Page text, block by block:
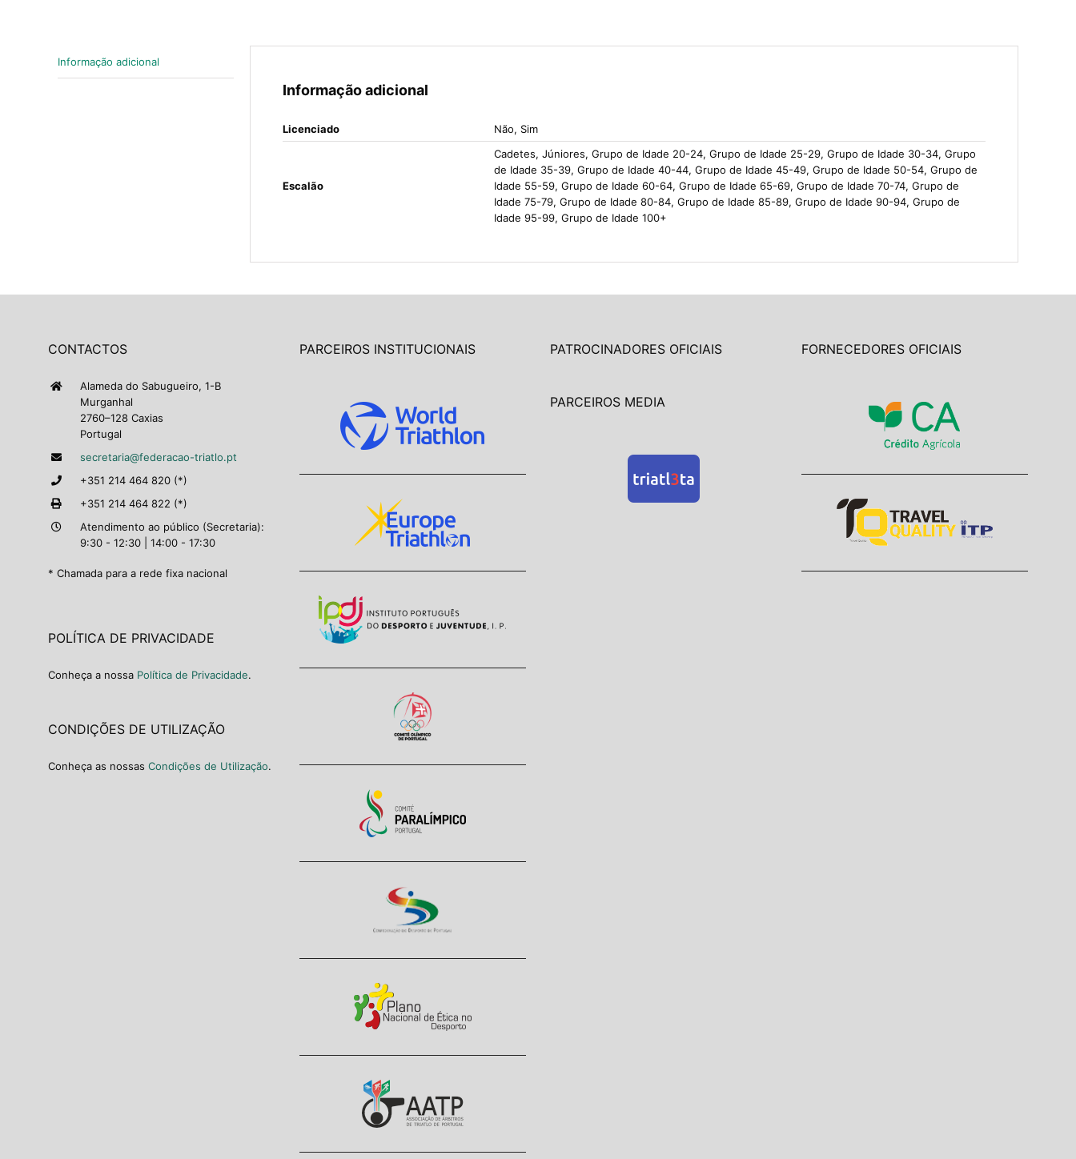
Informação adicional
Informação adicional
Licenciado Não, Sim
Escalão
Cadetes, Júniores, Grupo de Idade 20-24, Grupo de Idade 25-29, Grupo de Idade 30-34, Grupo
de Idade 35-39, Grupo de Idade 40-44, Grupo de Idade 45-49, Grupo de Idade 50-54, Grupo de
Idade 55-59, Grupo de Idade 60-64, Grupo de Idade 65-69, Grupo de Idade 70-74, Grupo de
Idade 75-79, Grupo de Idade 80-84, Grupo de Idade 85-89, Grupo de Idade 90-94, Grupo de
Idade 95-99, Grupo de Idade 100+
CONTACTOS
Alameda do Sabugueiro, 1-B
Murganhal
2760–128 Caxias
Portugal
secretaria@federacao-triatlo.pt
+351 214 464 820 (*)
+351 214 464 822 (*)
Atendimento ao público (Secretaria):
9:30 - 12:30 | 14:00 - 17:30
* Chamada para a rede fixa nacional
POLÍTICA DE PRIVACIDADE
Conheça a nossa Política de Privacidade.
CONDIÇÕES DE UTILIZAÇÃO
Conheça as nossas Condições de Utilização.
PARCEIROS INSTITUCIONAIS PATROCINADORES OFICIAIS
PARCEIROS MEDIA
FORNECEDORES OFICIAIS